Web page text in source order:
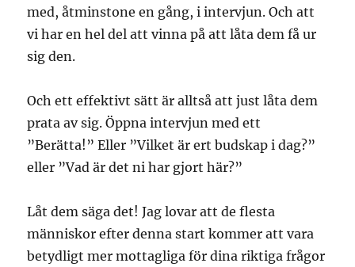
med, åtminstone en gång, i intervjun. Och att
vi har en hel del att vinna på att låta dem få ur
sig den.
Och ett effektivt sätt är alltså att just låta dem
prata av sig. Öppna intervjun med ett
”Berätta!” Eller ”Vilket är ert budskap i dag?”
eller ”Vad är det ni har gjort här?”
Låt dem säga det! Jag lovar att de flesta
människor efter denna start kommer att vara
betydligt mer mottagliga för dina riktiga frågor